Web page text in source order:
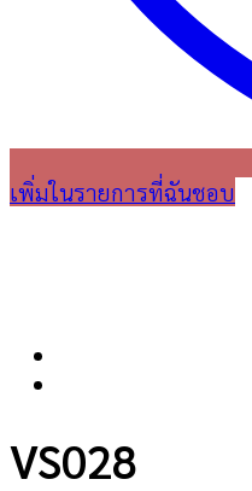
เพิ่มในรายการที่ฉันชอบ
VS028